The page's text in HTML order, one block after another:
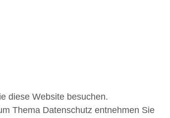
diese Website besuchen.
Thema Datenschutz entnehmen Sie